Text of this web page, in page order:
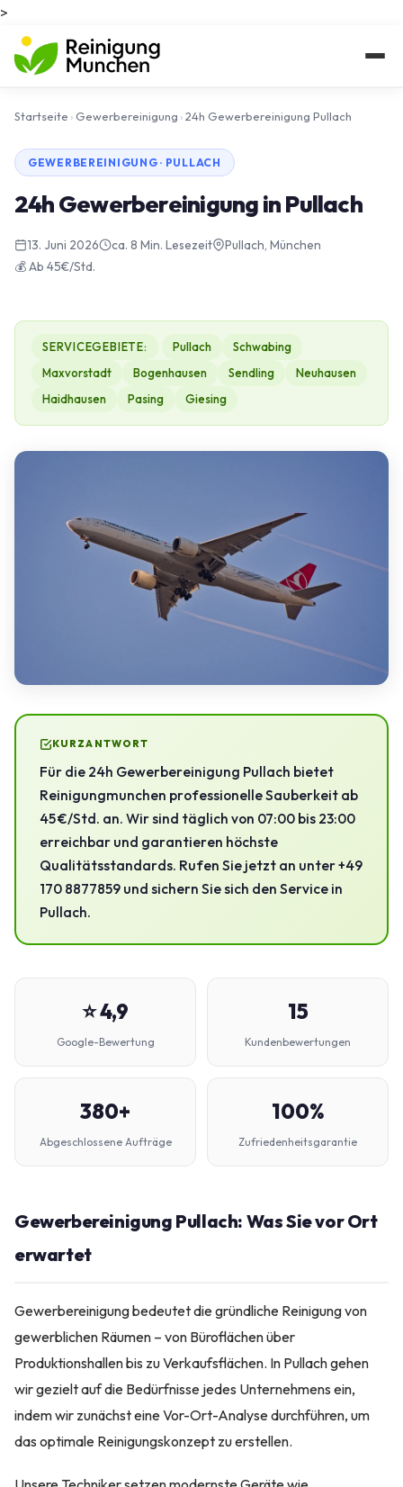
>
Startseite ›Gewerbereinigung ›24h Gewerbereinigung Pullach
GEWERBEREINIGUNG · PULLACH
24h Gewerbereinigung in Pullach
13. Juni 2026 ca. 8 Min. Lesezeit
Pullach, München
💰 Ab 45€/Std.
SERVICEGEBIETE: Pullach
Schwabing
Maxvorstadt
Bogenhausen Sendling
Neuhausen
Haidhausen
Pasing Giesing
KURZANTWORT
Für die 24h Gewerbereinigung Pullach bietet
Reinigungmunchen professionelle Sauberkeit ab
45 €/Std. an. Wir sind täglich von 07:00 bis 23:00
erreichbar und garantieren höchste
Qualitätsstandards. Rufen Sie jetzt an unter +49
170 8877859 und sichern Sie sich den Service in
Pullach.
⭐ 4,9
Google-Bewertung
15
Kundenbewertungen
380+
Abgeschlossene Aufträge
100%
Zufriedenheitsgarantie
Gewerbereinigung Pullach: Was Sie vor Ort
erwartet
Gewerbereinigung bedeutet die gründliche Reinigung von
gewerblichen Räumen – von Büroflächen über
Produktionshallen bis zu Verkaufsflächen. In Pullach gehen
wir gezielt auf die Bedürfnisse jedes Unternehmens ein,
indem wir zunächst eine Vor-Ort-Analyse durchführen, um
das optimale Reinigungskonzept zu erstellen.